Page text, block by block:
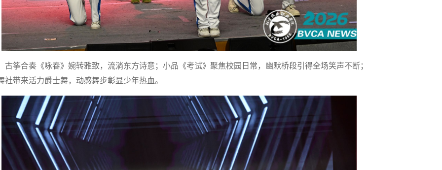
古筝合奏《咏春》婉转雅致，流淌东方诗意；小品《考试》聚焦校园日常，幽默桥段引得全场笑声不断；
社带来活力爵士舞，动感舞步彰显少年热血。